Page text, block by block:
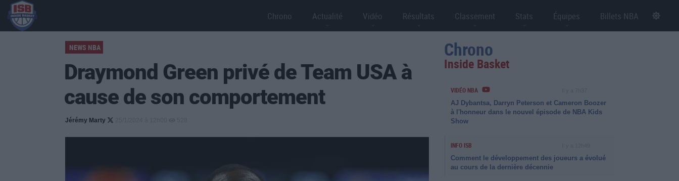
Chrono Actualité Vidéo Résultats Classement Stats Équipes Billets NBA
NEWS NBA
Draymond Green privé de Team USA à
cause de son comportement
Jérémy Marty
Chrono
Inside Basket
VIDÉO NBA
AJ Dybantsa, Darryn Peterson et Cameron Boozer
à l'honneur dans le nouvel épisode de NBA Kids
Show
INFO ISB
Comment le développement des joueurs a évolué
au cours de la dernière décennie